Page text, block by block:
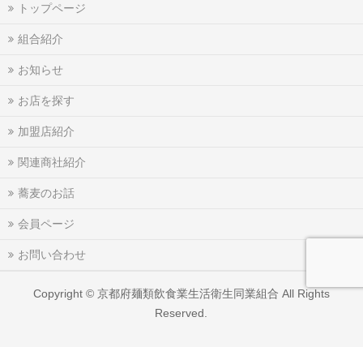
トップページ
組合紹介
お知らせ
お店を探す
加盟店紹介
関連商社紹介
蕎麦のお話
会員ページ
お問い合わせ
Copyright © 京都府麺類飲食業生活衛生同業組合 All Rights
Reserved.